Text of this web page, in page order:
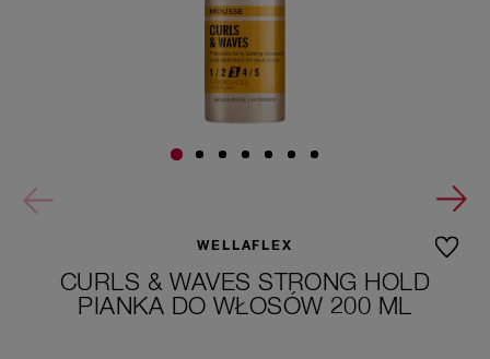
WELLAFLEX
CURLS & WAVES STRONG HOLD
PIANKA DO WŁOSÓW 200 ML